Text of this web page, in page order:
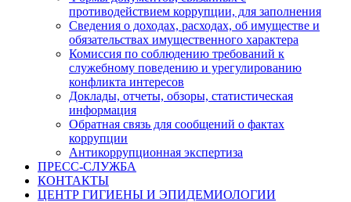
противодействием коррупции, для заполнения
Сведения о доходах, расходах, об имуществе и
обязательствах имущественного характера
Комиссия по соблюдению требований к
служебному поведению и урегулированию
конфликта интересов
Доклады, отчеты, обзоры, статистическая
информация
Обратная связь для сообщений о фактах
коррупции
Антикоррупционная экспертиза
ПРЕСС-СЛУЖБА
КОНТАКТЫ
ЦЕНТР ГИГИЕНЫ И ЭПИДЕМИОЛОГИИ